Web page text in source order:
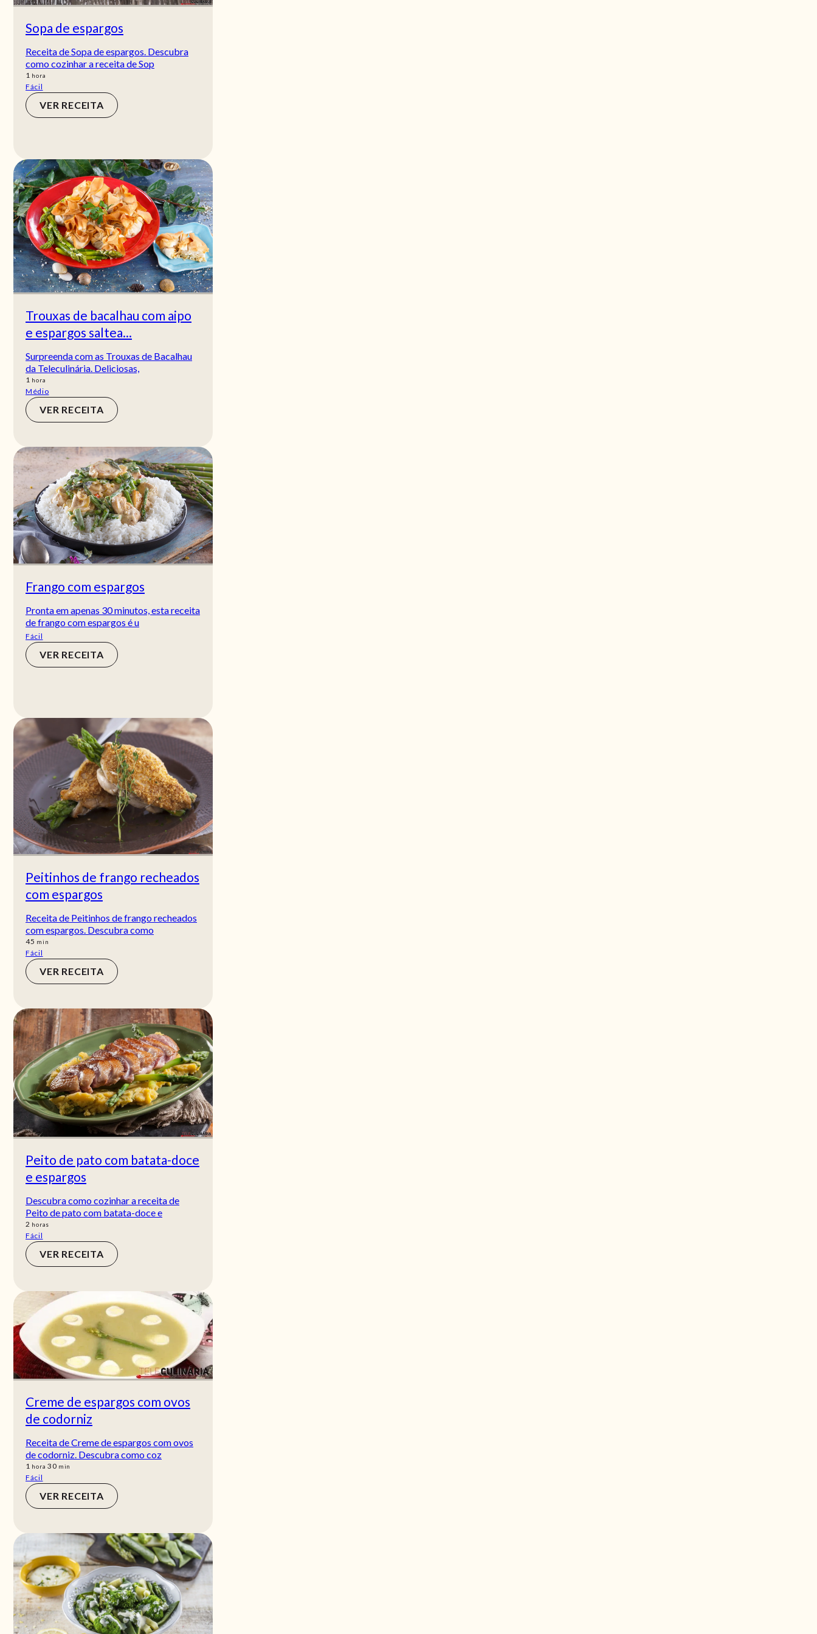
Sopa de espargos
Receita de Sopa de espargos. Descubra
como cozinhar a receita de Sop
1 hora
hora
Fácil
VER RECEITA
Trouxas de bacalhau com aipo
e espargos saltea...
Surpreenda com as Trouxas de Bacalhau
da Teleculinária. Deliciosas,
1 hora
hora
Médio
VER RECEITA
Frango com espargos
Pronta em apenas 30 minutos, esta receita
de frango com espargos é u
Fácil
VER RECEITA
Peitinhos de frango recheados
com espargos
Receita de Peitinhos de frango recheados
com espargos. Descubra como
45 min
min
Fácil
VER RECEITA
Peito de pato com batata-doce
e espargos
Descubra como cozinhar a receita de
Peito de pato com batata-doce e
2 horas
horas
Fácil
VER RECEITA
Creme de espargos com ovos
de codorniz
Receita de Creme de espargos com ovos
de codorniz. Descubra como coz
1 hora
hora 30min
min
Fácil
VER RECEITA